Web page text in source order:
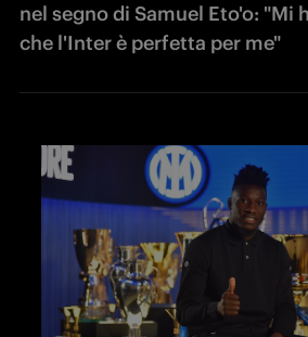
nel segno di Samuel Eto'o: "Mi
che l'Inter è perfetta per me"